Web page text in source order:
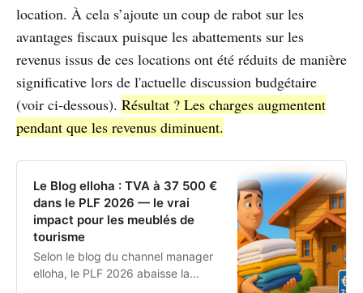
location. À cela s’ajoute un coup de rabot sur les
avantages fiscaux puisque les abattements sur les
revenus issus de ces locations ont été réduits de manière
significative lors de l'actuelle discussion budgétaire
(voir ci-dessous). Résultat ? Les charges augmentent
pendant que les revenus diminuent.
Le Blog elloha : TVA à 37 500 €
dans le PLF 2026 — le vrai
impact pour les meublés de
tourisme
Selon le blog du channel manager
elloha, le PLF 2026 abaisse la